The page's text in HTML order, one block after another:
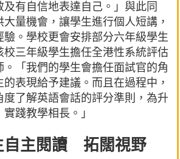
有自信地表達自己。」與此同
量機會，讓學生進行個人短講，
驗。學校更會安排部分六年級學生
校三年級學生擔任全港性系統評估
「我們的學生會擔任面試官的角
表現給予建議。而且在過程中，
了解英語會話的評分準則，為升
踐教學相長。」
自主閱讀 拓闊視野